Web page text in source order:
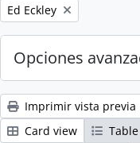
Remove filter:
Ed Eckley
Opciones
Imprimir vista previa
Card view